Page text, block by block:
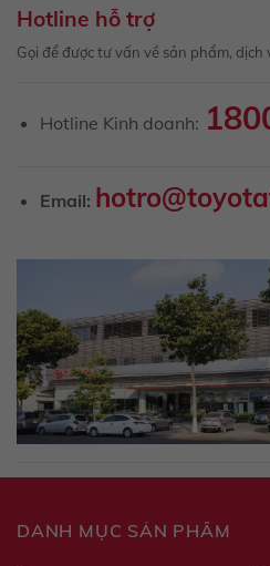
Hotline hỗ trợ
Gọi để được tư vấn về sản phẩm, dịch
Hotline Kinh doanh:
Email:
DANH MỤC SẢN PHẨM